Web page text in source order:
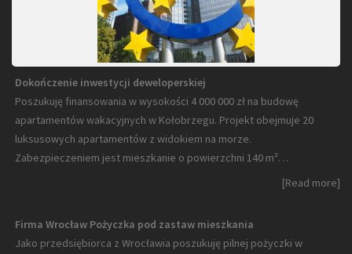
Dokończenie inwestycji deweloperskiej
Poszukuję finansowania w wysokości 4 000 000 zł na budowę
apartamentów wakacyjnych w Kołobrzegu. Projekt obejmuje 20
luksusowych apartamentów z widokiem na morze.
Zabezpieczeniem jest mieszkanie o powierzchni 140 m²…
[Read more]
Firma Wrocław Pożyczka pod zastaw mieszkania
Jako przedsiębiorca z Wrocławia poszukuję pilnej pożyczki w